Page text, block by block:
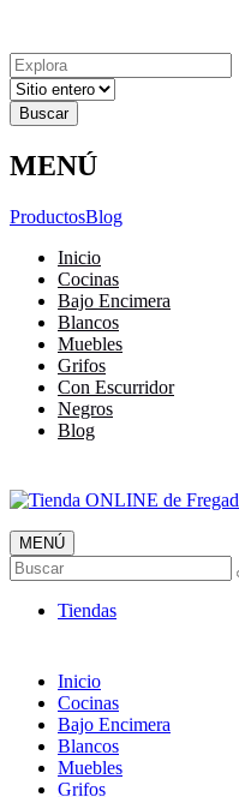
Resultados
para
MENÚ
ProductosBlog
Inicio
Cocinas
Bajo Encimera
Blancos
Muebles
Grifos
Con Escurridor
Negros
Blog
Tienda ONLINE de
TOP en Ventas
MENÚ
Buscar
Tiendas
Inicio
Cocinas
Bajo Encimera
Blancos
Muebles
Grifos